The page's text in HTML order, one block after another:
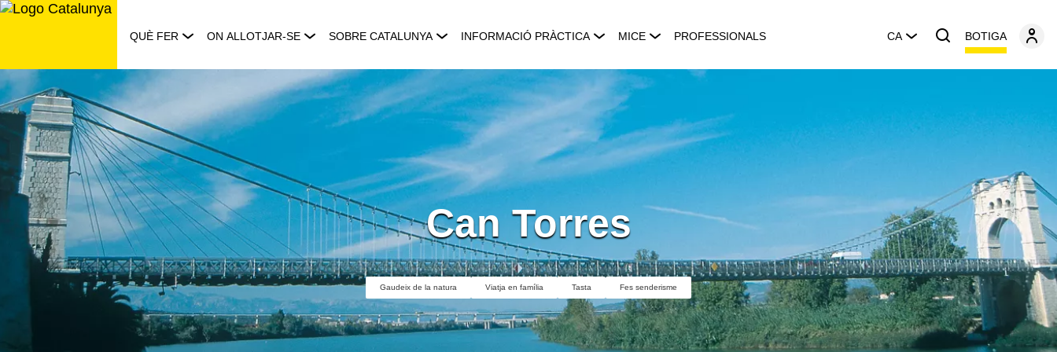
Saltar
QUÈ FER ON ALLOTJAR-SE SOBRE CATALUNYA INFORMACIÓ PRÀCTICA MICE PROFESSIONALS CA BOTIGA
Can Torres
Gaudeix de la natura Viatja en família Tasta Fes senderisme